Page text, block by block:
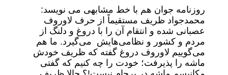
روزنامه جوان هم با خط مشابهی می نویسد:
محمدجواد ظریف مستقیماً از حرف لاوروف
عصبانی شده و انتقام آن را با دروغ و دلنگ از
مردم و کشور و نظامی‌هایش می‌گیرد. ما هم
می‌گوییم لاوروف دروغ گفته که ظریف خودش
ماشه را پذیرفت؛ خودت را چه کنیم که گفتی